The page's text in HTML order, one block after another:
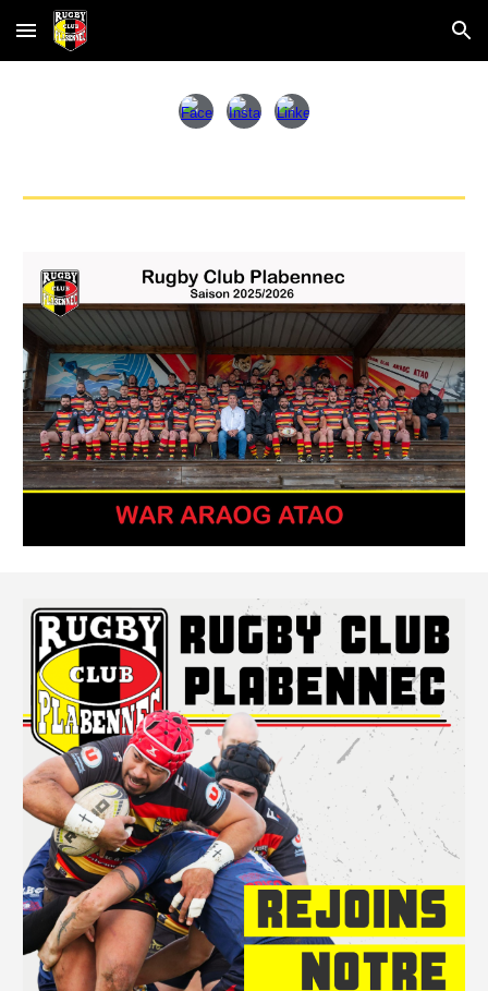
Skip to main content Skip to navigation